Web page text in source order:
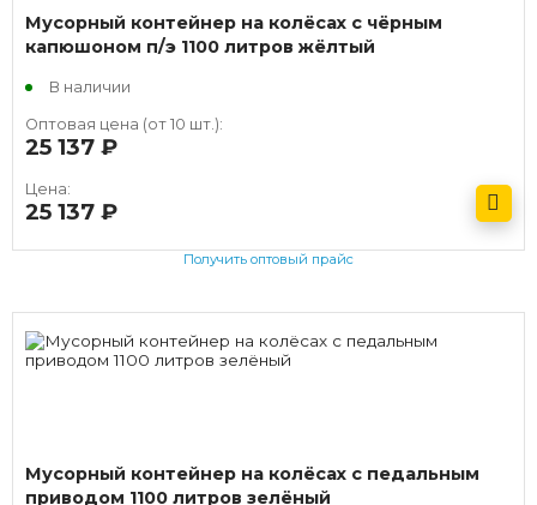
Мусорный контейнер на колёсах с чёрным
капюшоном п/э 1100 литров жёлтый
В наличии
Оптовая цена (от 10 шт.):
25 137
Цена:
25 137
Получить оптовый прайс
Мусорный контейнер на колёсах с педальным
приводом 1100 литров зелёный